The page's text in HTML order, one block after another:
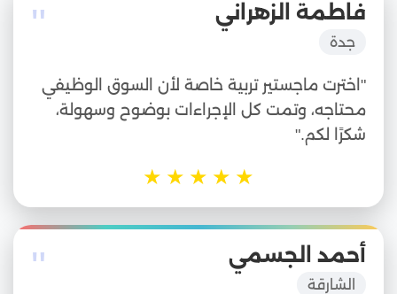
" فاطمة الزهراني
جدة
"اخترت ماجستير تربية خاصة لأن السوق الوظيفي
محتاجه، وتمت كل الإجراءات بوضوح وسهولة،
شكرًا لكم."
★
★
★
★
★
" أحمد الجسمي
الشارقة